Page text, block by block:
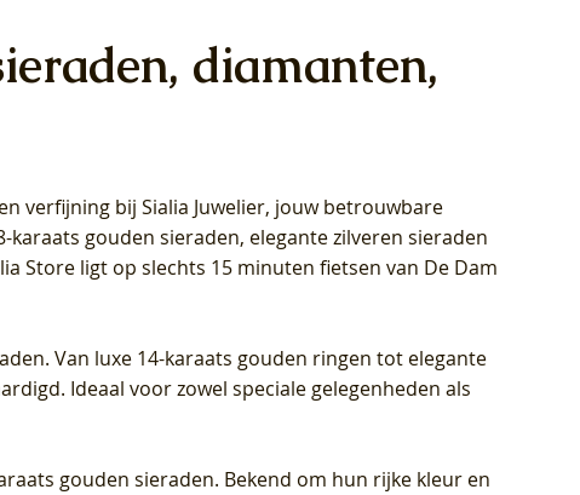
LG1028Y -
Blush Lab Diamonds Collier LG3014Y
- Geelgoud (14k) met Lab grown
Diamant
met Lab
Blush Lab Diamonds Ring LG1029Y -
Geelgoud (14k) met Lab grown
Diamant
met Lab
Blush Lab Diamonds Oorknoppen
LG7033Y – Geelgoud (14k) met Lab
grown Diamant
diamanten,
verfijning bij Sialia Juwelier, jouw betrouwbare
gouden sieraden, elegante zilveren sieraden
Store ligt op slechts 15 minuten fietsen van De Dam
Van luxe 14-karaats gouden ringen tot elegante
Ideaal voor zowel speciale gelegenheden als
gouden sieraden. Bekend om hun rijke kleur en